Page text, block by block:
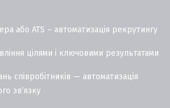
або ATS – автоматизація рекрутингу
цілями і ключовими результатами
співробітників — автоматизація
звʼязку